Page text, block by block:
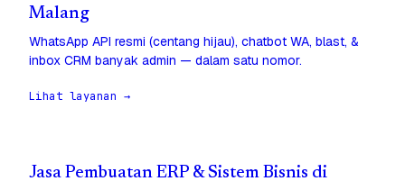
Malang
WhatsApp API resmi (centang hijau), chatbot WA, blast, &
inbox CRM banyak admin — dalam satu nomor.
Lihat layanan →
Jasa Pembuatan ERP & Sistem Bisnis di